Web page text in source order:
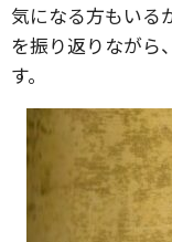
気になる方もいる
を振り返りながら
す。